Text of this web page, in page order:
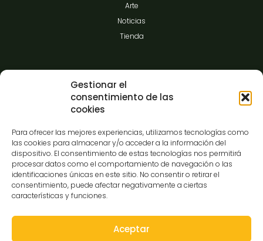
Gestionar el
consentimiento de las
cookies
Para ofrecer las mejores experiencias, utilizamos tecnologías como
las cookies para almacenar y/o acceder a la información del
dispositivo. El consentimiento de estas tecnologías nos permitirá
procesar datos como el comportamiento de navegación o las
identificaciones únicas en este sitio. No consentir o retirar el
consentimiento, puede afectar negativamente a ciertas
características y funciones.
Aceptar
Arte
Noticias
Tienda
Información
FAQ
Prensa
Hazte amigo del museo
Transparencia
Contacto